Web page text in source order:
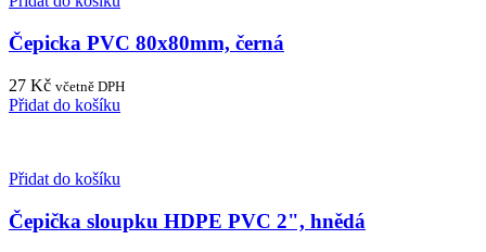
Čepicka PVC 80x80mm, černá
27 Kč včetně DPH
Přidat do košíku
Přidat do košíku
Čepička sloupku HDPE PVC 2", hnědá